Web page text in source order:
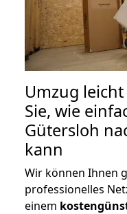
Umzug
Sie, wie
Gütersloh
kann
Wir können Ihnen
professionelles
einem